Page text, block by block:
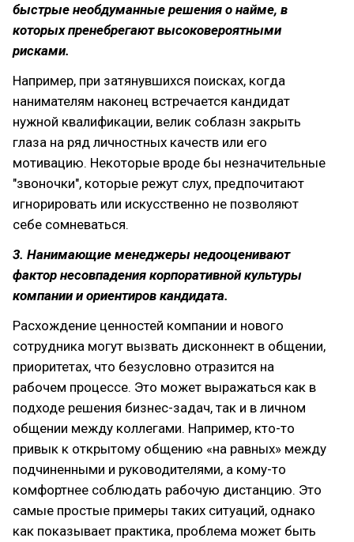
быстрые необдуманные решения о найме, в
которых пренебрегают высоковероятными
рисками.
Например, при затянувшихся поисках, когда
нанимателям наконец встречается кандидат
нужной квалификации, велик соблазн закрыть
глаза на ряд личностных качеств или его
мотивацию. Некоторые вроде бы незначительные
"звоночки", которые режут слух, предпочитают
игнорировать или искусственно не позволяют
себе сомневаться.
3. Нанимающие менеджеры недооценивают
фактор несовпадения корпоративной культуры
компании и ориентиров кандидата.
Расхождение ценностей компании и нового
сотрудника могут вызвать дисконнект в общении,
приоритетах, что безусловно отразится на
рабочем процессе. Это может выражаться как в
подходе решения бизнес-задач, так и в личном
общении между коллегами. Например, кто-то
привык к открытому общению «на равных» между
подчиненными и руководителями, а кому-то
комфортнее соблюдать рабочую дистанцию. Это
самые простые примеры таких ситуаций, однако
как показывает практика, проблема может быть